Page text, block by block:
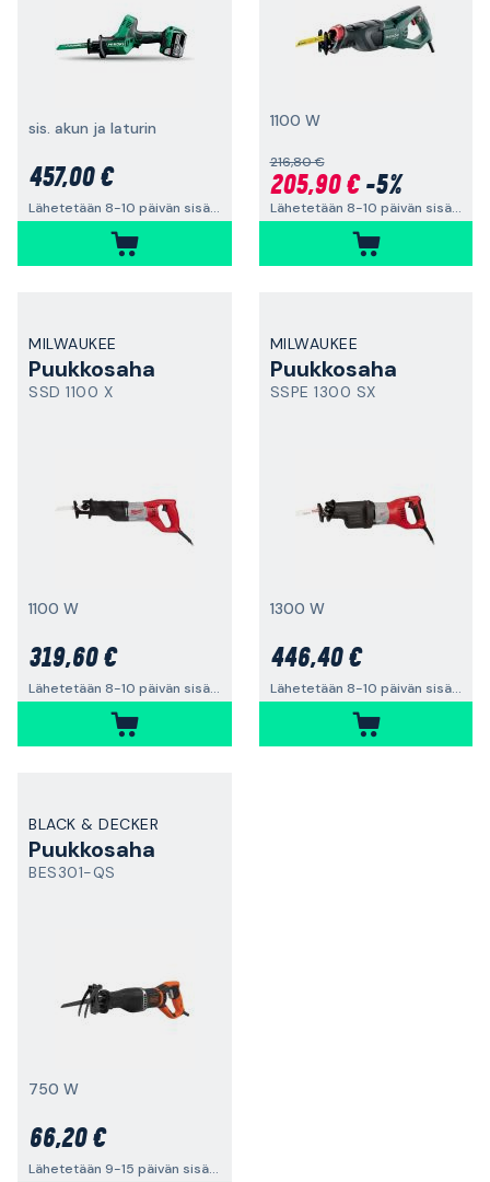
sis. akun ja laturin
457,00 €
Lähetetään 8-10 päivän sisällä
1100 W
216,80 €
205,90 €-5%
Lähetetään 8-10 päivän sisällä
MILWAUKEE
Puukkosaha
SSD 1100 X
1100 W
319,60 €
Lähetetään 8-10 päivän sisällä
MILWAUKEE
Puukkosaha
SSPE 1300 SX
1300 W
446,40 €
Lähetetään 8-10 päivän sisällä
BLACK & DECKER
Puukkosaha
BES301-QS
750 W
66,20 €
Lähetetään 9-15 päivän sisällä